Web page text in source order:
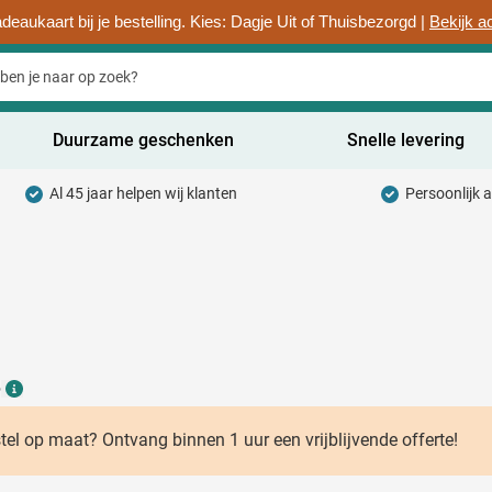
bij je bestelling. Kies: Dagje Uit of Thuisbezorgd | Bekijk
& Weggevers categorie
categorie
categorie
Duurzame geschenken Snelle levering
Al 45 jaar helpen wij klanten Persoonlijk
Details
op maat? Ontvang binnen 1 uur een vrijblijvende offerte!